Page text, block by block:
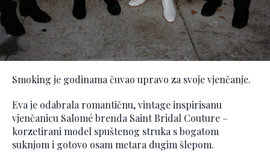
Smoking je godinama čuvao upravo za svoje vjenčanje.
Eva je odabrala romantičnu, vintage inspirisanu
vjenčanicu Salomé brenda Saint Bridal Couture –
korzetirani model spuštenog struka s bogatom
suknjom i gotovo osam metara dugim šlepom.